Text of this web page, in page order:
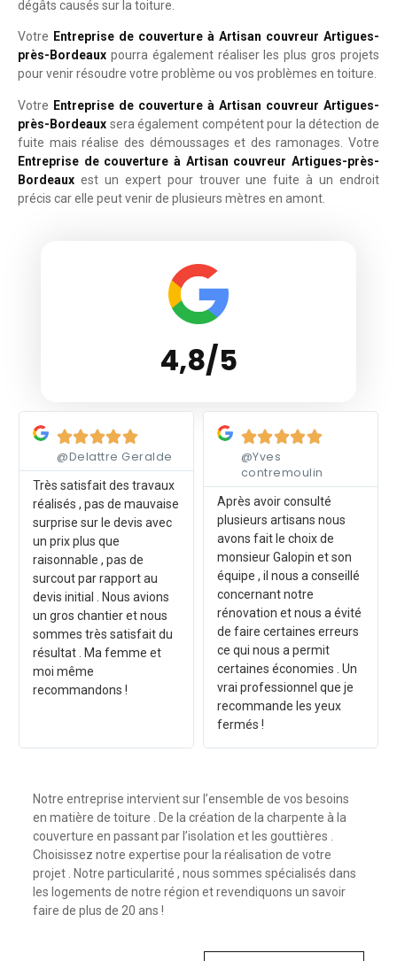
dégâts causés sur la toiture.
Votre Entreprise de couverture à Artisan couvreur Artigues-
près-Bordeaux pourra également réaliser les plus gros projets
pour venir résoudre votre problème ou vos problèmes en toiture.
Votre Entreprise de couverture à Artisan couvreur Artigues-
près-Bordeaux sera également compétent pour la détection de
fuite mais réalise des démoussages et des ramonages. Votre
Entreprise de couverture à Artisan couvreur Artigues-près-
Bordeaux est un expert pour trouver une fuite à un endroit
précis car elle peut venir de plusieurs mètres en amont.
4,8/5

@Delattre Geralde
Très satisfait des travaux
réalisés , pas de mauvaise
surprise sur le devis avec
un prix plus que
raisonnable , pas de
surcout par rapport au
devis initial . Nous avions
un gros chantier et nous
sommes très satisfait du
résultat . Ma femme et
moi même
recommandons !

@Yves
contremoulin
Après avoir consulté
plusieurs artisans nous
avons fait le choix de
monsieur Galopin et son
équipe , il nous a conseillé
concernant notre
rénovation et nous a évité
de faire certaines erreurs
ce qui nous a permit
certaines économies . Un
vrai professionnel que je
recommande les yeux
fermés !
Notre entreprise intervient sur l’ensemble de vos besoins
en matière de toiture . De la création de la charpente à la
couverture en passant par l’isolation et les gouttières .
Choisissez notre expertise pour la réalisation de votre
projet . Notre particularité , nous sommes spécialisés dans
les logements de notre région et revendiquons un savoir
faire de plus de 20 ans !